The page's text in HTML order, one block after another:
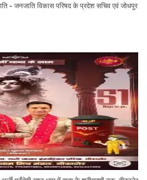
- जनजाति विकास परिषद के प्रदेश सचिव एवं जोधपुर